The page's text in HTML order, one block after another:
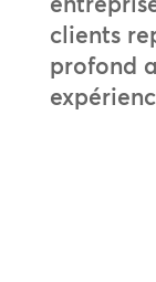
clients
profond